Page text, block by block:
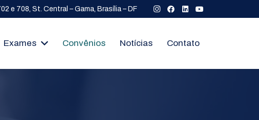
e 708, St. Central – Gama, Brasília – DF
Exames Convênios Notícias Contato